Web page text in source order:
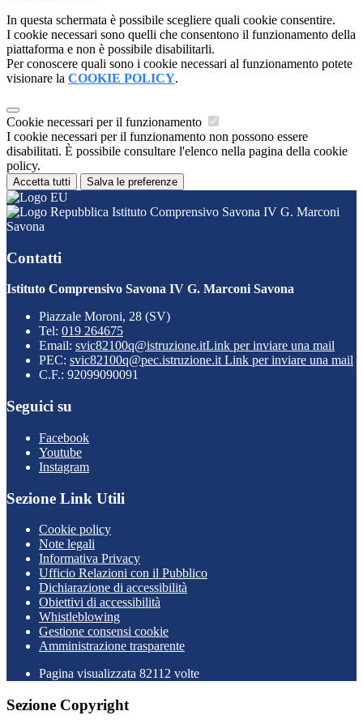
In questa schermata è possibile scegliere quali cookie consentire.
I cookie necessari sono quelli che consentono il funzionamento della
piattaforma e non è possibile disabilitarli.
Per conoscere quali sono i cookie necessari al funzionamento potete
visionare la COOKIE POLICY.
Cookie necessari per il funzionamento
I cookie necessari per il funzionamento non possono essere
disabilitati. È possibile consultare l'elenco nella pagina della cookie
policy.
Accetta tutti Salva le preferenze
Istituto Comprensivo Savona IV G. Marconi
Savona
Contatti
Istituto Comprensivo Savona IV G. Marconi Savona
Piazzale Moroni, 28 (SV)
Tel: 019 264675
Email: svic82100q@istruzione.itLink per inviare una mail
PEC: svic82100q@pec.istruzione.it Link per inviare una mail
C.F.: 92099090091
Seguici su
Facebook
Youtube
Instagram
Sezione Link Utili
Cookie policy
Note legali
Informativa Privacy
Ufficio Relazioni con il Pubblico
Dichiarazione di accessibilità
Obiettivi di accessibilità
Whistleblowing
Gestione consensi cookie
Amministrazione trasparente
Pagina visualizzata 82112 volte
Sezione Copyright